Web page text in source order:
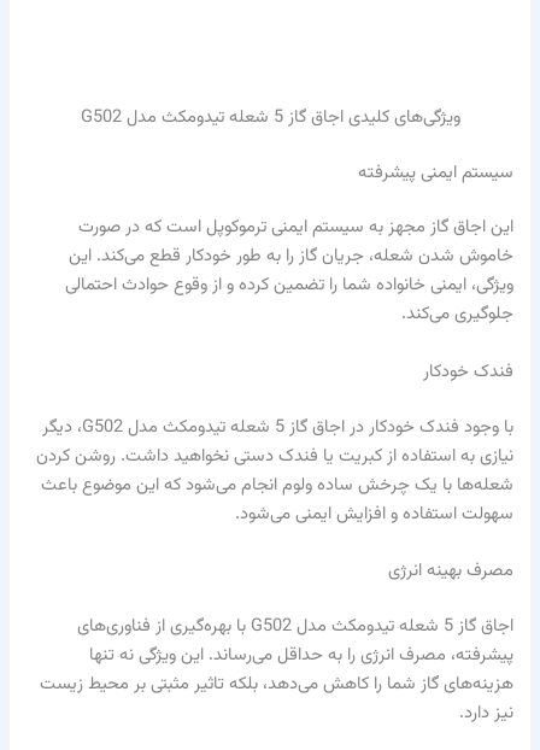
ویژگی‌های کلیدی اجاق گاز 5 شعله تیدومکث مدل G502
سیستم ایمنی پیشرفته
این اجاق گاز مجهز به سیستم ایمنی ترموکوپل است که در صورت
خاموش شدن شعله، جریان گاز را به طور خودکار قطع می‌کند. این
ویژگی، ایمنی خانواده شما را تضمین کرده و از وقوع حوادث احتمالی
جلوگیری می‌کند.
فندک خودکار
با وجود فندک خودکار در اجاق گاز 5 شعله تیدومکث مدل G502، دیگر
نیازی به استفاده از کبریت یا فندک دستی نخواهید داشت. روشن کردن
شعله‌ها با یک چرخش ساده ولوم انجام می‌شود که این موضوع باعث
سهولت استفاده و افزایش ایمنی می‌شود.
مصرف بهینه انرژی
اجاق گاز 5 شعله تیدومکث مدل G502 با بهره‌گیری از فناوری‌های
پیشرفته، مصرف انرژی را به حداقل می‌رساند. این ویژگی نه تنها
هزینه‌های گاز شما را کاهش می‌دهد، بلکه تاثیر مثبتی بر محیط زیست
نیز دارد.